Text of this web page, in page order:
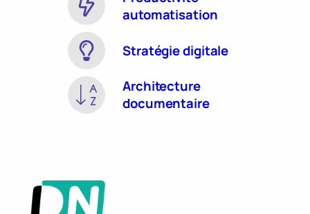
automatisation
Stratégie digitale
Architecture
documentaire